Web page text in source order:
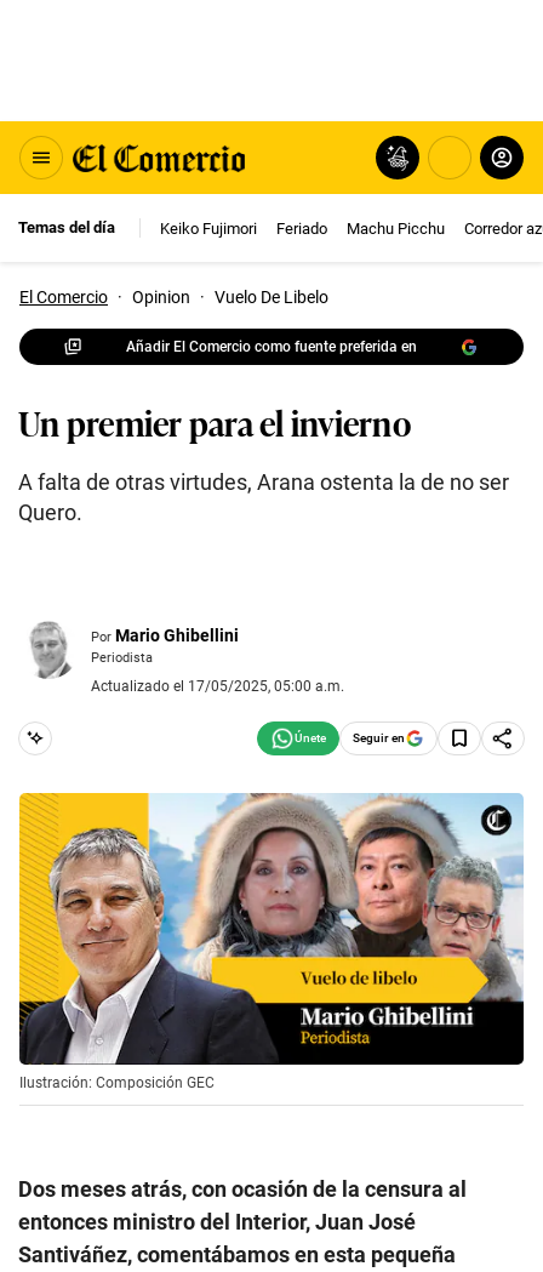
Temas del día Keiko Fujimori Feriado Machu Picchu Corredor
El Comercio · Opinion · Vuelo De Libelo
Añadir El Comercio como fuente preferida en
Un premier para el invierno
A falta de otras virtudes, Arana ostenta la de no ser
Quero.
Por Mario Ghibellini
Periodista
Actualizado el 17/05/2025, 05:00 a.m.
Seguir en
Ilustración: Composición GEC
Dos meses atrás, con ocasión de la censura al
entonces ministro del Interior, Juan José
Santiváñez, comentábamos en esta pequeña